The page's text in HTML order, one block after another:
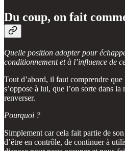
Du coup, on fait
Quelle position adopter pour
conditionnement et à l’influence de
Tout d’abord, il faut comprendre que
s’oppose à lui, que l’on sorte dans la
renverser.
Pourquoi ?
Simplement car cela fait partie de
d’être en contrôle, de continuer à